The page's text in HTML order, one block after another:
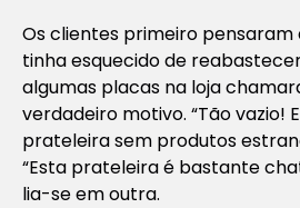
Os clientes primeiro
tinha esquecido de
algumas placas na loja
verdadeiro motivo. “Tão vazio!
prateleira sem produtos
“Esta prateleira é bastante
lia-se em outra.